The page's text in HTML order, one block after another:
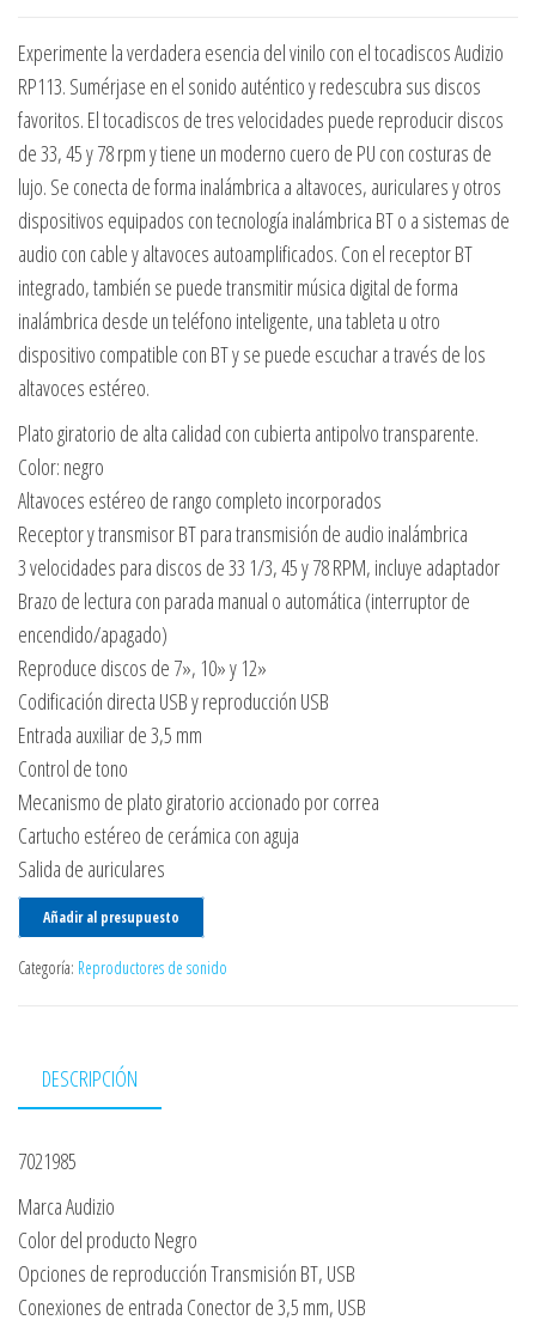
Experimente la verdadera esencia del vinilo con el tocadiscos Audizio
RP113. Sumérjase en el sonido auténtico y redescubra sus discos
favoritos. El tocadiscos de tres velocidades puede reproducir discos
de 33, 45 y 78 rpm y tiene un moderno cuero de PU con costuras de
lujo. Se conecta de forma inalámbrica a altavoces, auriculares y otros
dispositivos equipados con tecnología inalámbrica BT o a sistemas de
audio con cable y altavoces autoamplificados. Con el receptor BT
integrado, también se puede transmitir música digital de forma
inalámbrica desde un teléfono inteligente, una tableta u otro
dispositivo compatible con BT y se puede escuchar a través de los
altavoces estéreo.
Plato giratorio de alta calidad con cubierta antipolvo transparente.
Color: negro
Altavoces estéreo de rango completo incorporados
Receptor y transmisor BT para transmisión de audio inalámbrica
3 velocidades para discos de 33 1/3, 45 y 78 RPM, incluye adaptador
Brazo de lectura con parada manual o automática (interruptor de
encendido/apagado)
Reproduce discos de 7», 10» y 12»
Codificación directa USB y reproducción USB
Entrada auxiliar de 3,5 mm
Control de tono
Mecanismo de plato giratorio accionado por correa
Cartucho estéreo de cerámica con aguja
Salida de auriculares
Añadir al presupuesto
Categoría: Reproductores de sonido
DESCRIPCIÓN
7021985
Marca Audizio
Color del producto Negro
Opciones de reproducción Transmisión BT, USB
Conexiones de entrada Conector de 3,5 mm, USB